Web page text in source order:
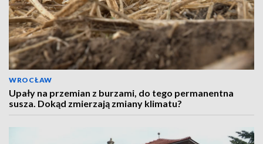
WROCŁAW
Upały na przemian z burzami, do tego permanentna
susza. Dokąd zmierzają zmiany klimatu?